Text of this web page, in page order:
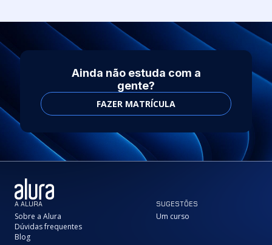
Ainda não estuda com a
gente?
FAZER MATRÍCULA
A ALURA
Sobre a Alura
Dúvidas frequentes
Blog
SUGESTÕES
Um curso